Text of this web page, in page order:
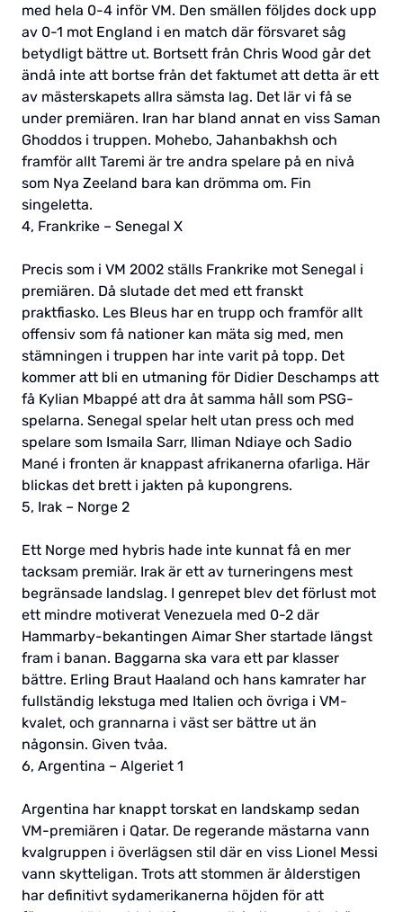
med hela 0-4 inför VM. Den smällen följdes dock upp
av 0-1 mot England i en match där försvaret såg
betydligt bättre ut. Bortsett från Chris Wood går det
ändå inte att bortse från det faktumet att detta är ett
av mästerskapets allra sämsta lag. Det lär vi få se
under premiären. Iran har bland annat en viss Saman
Ghoddos i truppen. Mohebo, Jahanbakhsh och
framför allt Taremi är tre andra spelare på en nivå
som Nya Zeeland bara kan drömma om. Fin
singeletta.
4, Frankrike – Senegal X
Precis som i VM 2002 ställs Frankrike mot Senegal i
premiären. Då slutade det med ett franskt
praktfiasko. Les Bleus har en trupp och framför allt
offensiv som få nationer kan mäta sig med, men
stämningen i truppen har inte varit på topp. Det
kommer att bli en utmaning för Didier Deschamps att
få Kylian Mbappé att dra åt samma håll som PSG-
spelarna. Senegal spelar helt utan press och med
spelare som Ismaila Sarr, Iliman Ndiaye och Sadio
Mané i fronten är knappast afrikanerna ofarliga. Här
blickas det brett i jakten på kupongrens.
5, Irak – Norge 2
Ett Norge med hybris hade inte kunnat få en mer
tacksam premiär. Irak är ett av turneringens mest
begränsade landslag. I genrepet blev det förlust mot
ett mindre motiverat Venezuela med 0-2 där
Hammarby-bekantingen Aimar Sher startade längst
fram i banan. Baggarna ska vara ett par klasser
bättre. Erling Braut Haaland och hans kamrater har
fullständig lekstuga med Italien och övriga i VM-
kvalet, och grannarna i väst ser bättre ut än
någonsin. Given tvåa.
6, Argentina – Algeriet 1
Argentina har knappt torskat en landskamp sedan
VM-premiären i Qatar. De regerande mästarna vann
kvalgruppen i överlägsen stil där en viss Lionel Messi
vann skytteligan. Trots att stommen är ålderstigen
har definitivt sydamerikanerna höjden för att